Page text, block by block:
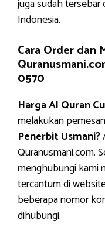
juga sudah tersebar
Indonesia.
Cara Order dan
0570
Harga Al Quran
melakukan
Penerbit Usmani?
Quranusmani.com.
menghubungi kami
tercantum di
beberapa nomor
dihubungi.